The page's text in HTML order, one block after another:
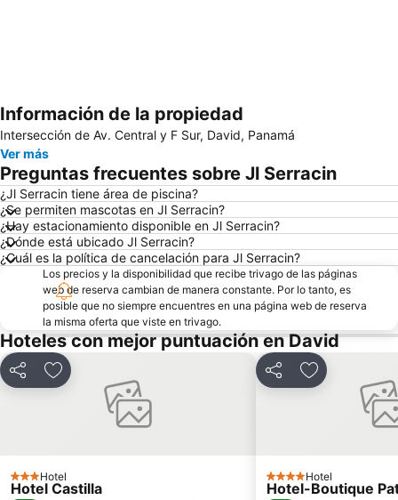
Ampliar mapa
Información de la propiedad
Intersección de Av. Central y F Sur, David, Panamá
Ver más
Preguntas frecuentes sobre Jl Serracin
¿Jl Serracin tiene área de piscina?
¿Se permiten mascotas en Jl Serracin?
¿Hay estacionamiento disponible en Jl Serracin?
¿Dónde está ubicado Jl Serracin?
¿Cuál es la política de cancelación para Jl Serracin?
Los precios y la disponibilidad que recibe trivago de las páginas
web de reserva cambian de manera constante. Por lo tanto, es
posible que no siempre encuentres en una página web de reserva
la misma oferta que viste en trivago.
Hoteles con mejor puntuación en David
CompartirAgregar a favoritos
3 Estrellas
Hotel
Hotel Castilla
CompartirAgregar a
4 Estrellas
Hotel
Hotel-Boutique